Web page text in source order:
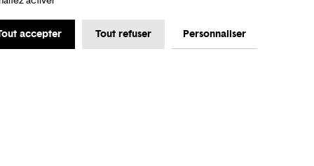
accepter Tout refuser Personnaliser